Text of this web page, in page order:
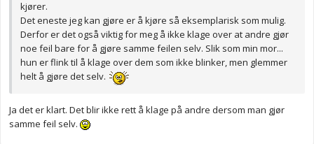
kjører.
Det eneste jeg kan gjøre er å kjøre så eksemplarisk som mulig.
Derfor er det også viktig for meg å ikke klage over at andre gjør
noe feil bare for å gjøre samme feilen selv. Slik som min mor...
hun er flink til å klage over dem som ikke blinker, men glemmer
helt å gjøre det selv.
Ja det er klart. Det blir ikke rett å klage på andre dersom man gjør
samme feil selv.